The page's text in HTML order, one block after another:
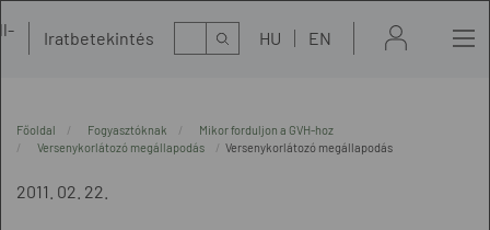
Iratbetekintés Kereső HU EN
Főoldal Fogyasztóknak
Mikor forduljon a GVH-hoz
Versenykorlátozó megállapodás
Versenykorlátozó megállapodás
2011. 02. 22.